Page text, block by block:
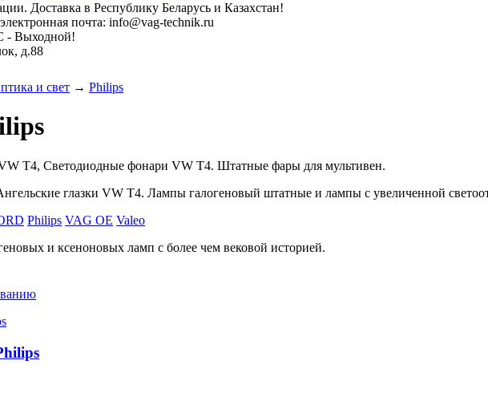
Доставка в Республику Беларусь и Казахстан!
электронная почта: info@vag-technik.ru
- Выходной!
д.88
и свет → Philips
T4, Светодиодные фонари VW T4. Штатные фары для мультивен.
глазки VW T4. Лампы галогеновый штатные и лампы с увеличенной
Philips VAG OE Valeo
и ксеноновых ламп с более чем вековой историей.